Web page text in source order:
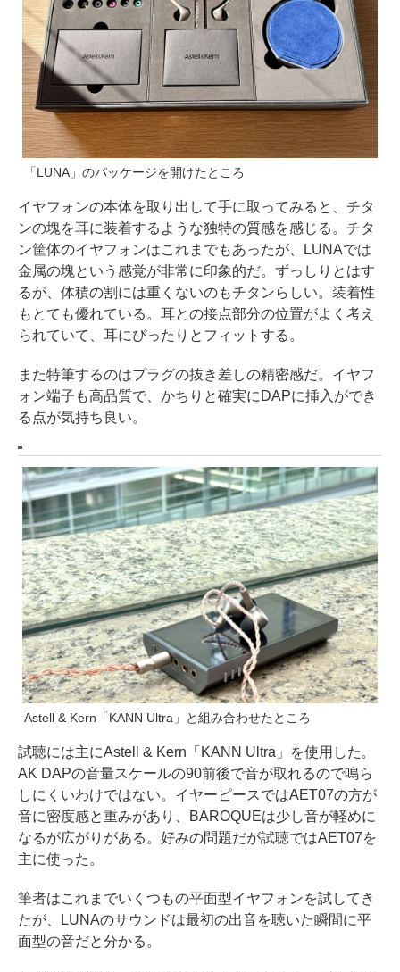
「LUNA」のパッケージを開けたところ
イヤフォンの本体を取り出して手に取ってみると、チタ
ンの塊を耳に装着するような独特の質感を感じる。チタ
ン筐体のイヤフォンはこれまでもあったが、LUNAでは
金属の塊という感覚が非常に印象的だ。ずっしりとはす
るが、体積の割には重くないのもチタンらしい。装着性
もとても優れている。耳との接点部分の位置がよく考え
られていて、耳にぴったりとフィットする。
また特筆するのはプラグの抜き差しの精密感だ。イヤフ
ォン端子も高品質で、かちりと確実にDAPに挿入ができ
る点が気持ち良い。
Astell & Kern「KANN Ultra」と組み合わせたところ
試聴には主にAstell & Kern「KANN Ultra」を使用した。
AK DAPの音量スケールの90前後で音が取れるので鳴ら
しにくいわけではない。イヤーピースではAET07の方が
音に密度感と重みがあり、BAROQUEは少し音が軽めに
なるが広がりがある。好みの問題だが試聴ではAET07を
主に使った。
筆者はこれまでいくつもの平面型イヤフォンを試してき
たが、LUNAのサウンドは最初の出音を聴いた瞬間に平
面型の音だと分かる。